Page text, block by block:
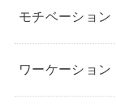
モチベーション
ワーケーション